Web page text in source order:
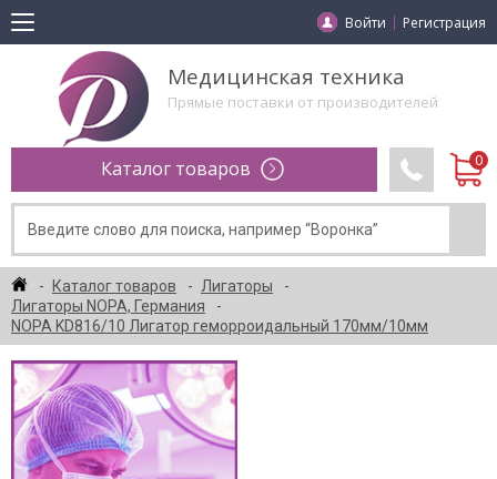
Войти Регистрация
Медицинская техника
Прямые поставки от производителей
Каталог товаров
Каталог товаров
Лигаторы
Лигаторы NOPA, Германия
NOPA KD816/10 Лигатор геморроидальный 170мм/10мм